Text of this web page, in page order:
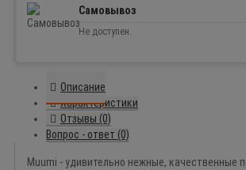
Самовывоз
Не доступен.
Описание
Характеристики
Отзывы (0)
Вопрос - ответ (0)
Muumi - удивительно нежные, качественные